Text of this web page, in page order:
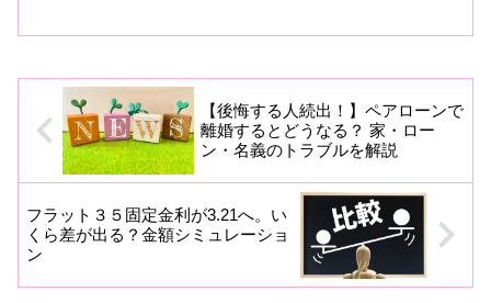
【後悔する人続出！】ペアローンで
離婚するとどうなる？ 家・ロー
ン・名義のトラブルを解説
フラット３５固定金利が3.21へ。い
くら差が出る？金額シミュレーショ
ン